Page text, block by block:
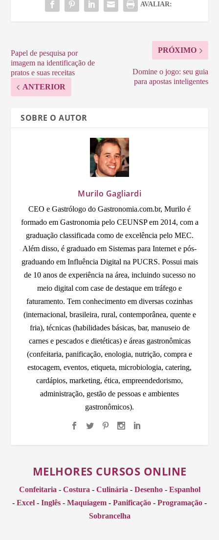
AVALIAR:
Papel de pesquisa por
imagem na identificação de
pratos e suas receitas
ANTERIOR
PRÓXIMO
Domine o jogo: seu guia
para apostas inteligentes
SOBRE O AUTOR
Murilo Gagliardi
CEO e Gastrólogo do Gastronomia.com.br, Murilo é
formado em Gastronomia pelo CEUNSP em 2014, com a
graduação classificada como de excelência pelo MEC.
Além disso, é graduado em Sistemas para Internet e pós-
graduando em Influência Digital na PUCRS. Possui mais
de 10 anos de experiência na área, incluindo sucesso no
meio digital com case de destaque em tráfego e
faturamento. Tem conhecimento em diversas cozinhas
(internacional, brasileira, rural, contemporânea, quente e
fria), técnicas (habilidades básicas, bar, manuseio de
carnes e pescados e dietéticas) e áreas gastronômicas
(confeitaria, panificação, enologia, nutrição, compra e
estocagem, eventos, etiqueta, microbiologia, catering,
cardápios, marketing, ética, empreendedorismo,
administração, gestão de pessoas e ambientes
gastronômicos).
MELHORES CURSOS ONLINE
Confeitaria - Costura - Culinária - Desenho- Espanhol
- Excel - Inglês - Maquiagem - Panificação - Programação -
Sobrancelha